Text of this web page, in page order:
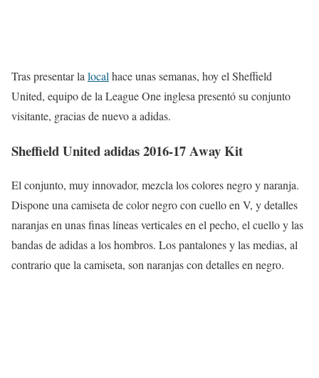
Tras presentar la local hace unas semanas, hoy el Sheffield
United, equipo de la League One inglesa presentó su conjunto
visitante, gracias de nuevo a adidas.
Sheffield United adidas 2016-17 Away Kit
El conjunto, muy innovador, mezcla los colores negro y naranja.
Dispone una camiseta de color negro con cuello en V, y detalles
naranjas en unas finas líneas verticales en el pecho, el cuello y las
bandas de adidas a los hombros. Los pantalones y las medias, al
contrario que la camiseta, son naranjas con detalles en negro.